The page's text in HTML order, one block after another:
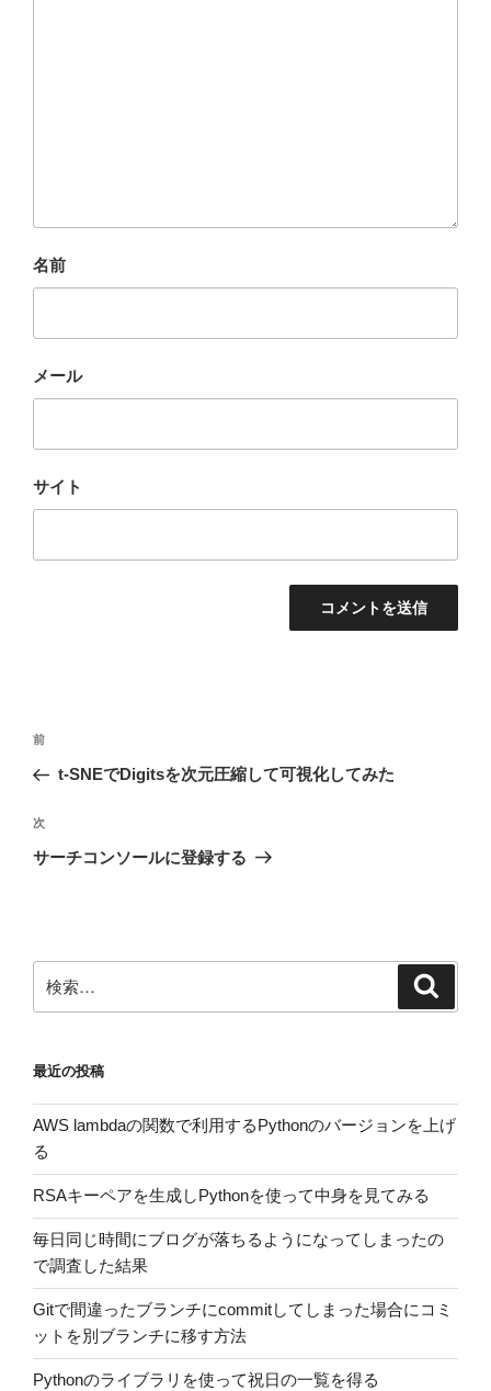
名前
メール
サイト
投
ナ
ビ
ゲ
ン
前
の
稿
前
t-SNEでDigitsを次元圧縮して可視化してみた
次
の
次
サーチコンソールに登録する
索:
最近の投稿
AWS lambdaの関数で利用するPythonのバージョンを上げ
る
RSAキーペアを生成しPythonを使って中身を見てみる
毎日同じ時間にブログが落ちるようになってしまったの
で調査した結果
Gitで間違ったブランチにcommitしてしまった場合にコミ
ットを別ブランチに移す方法
Pythonのライブラリを使って祝日の一覧を得る